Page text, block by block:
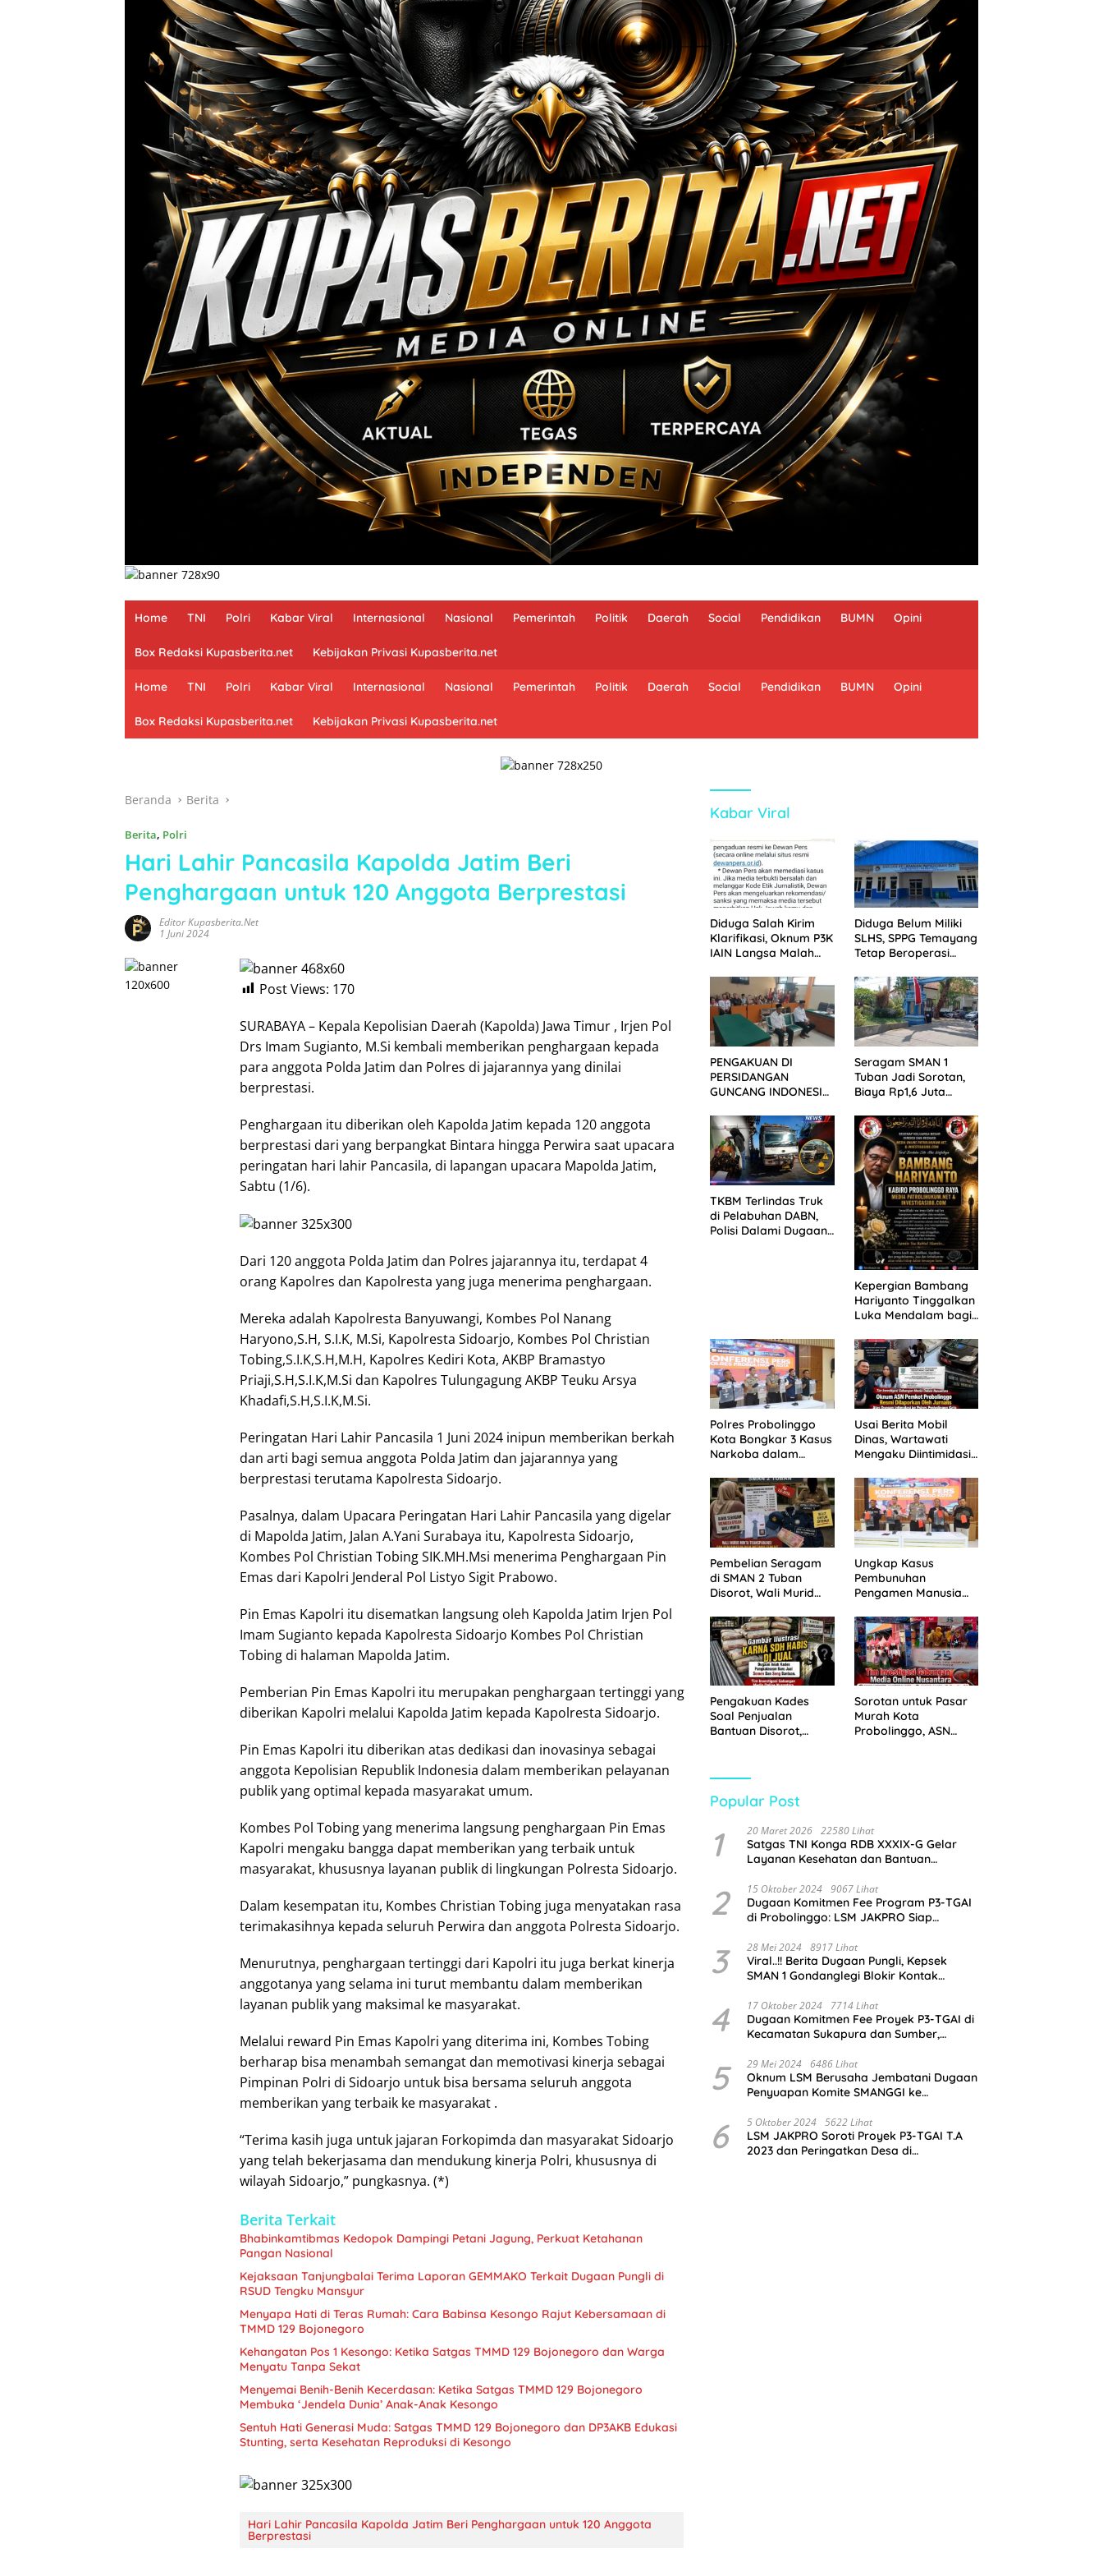
Home TNI Polri Kabar Viral Internasional Nasional Pemerintah Politik Daerah Social Pendidikan BUMN Opini
Box Redaksi Kupasberita.net Kebijakan Privasi Kupasberita.net
Home TNI Polri Kabar Viral Internasional Nasional Pemerintah Politik Daerah Social Pendidikan BUMN Opini
Box Redaksi Kupasberita.net Kebijakan Privasi Kupasberita.net
Beranda Berita
Berita, Polri
Hari Lahir Pancasila Kapolda Jatim Beri
Penghargaan untuk 120 Anggota Berprestasi
Editor Kupasberita.net
1 Juni 2024
Post Views: 170
SURABAYA – Kepala Kepolisian Daerah (Kapolda) Jawa Timur , Irjen Pol
Drs Imam Sugianto, M.Si kembali memberikan penghargaan kepada
para anggota Polda Jatim dan Polres di jajarannya yang dinilai
berprestasi.
Penghargaan itu diberikan oleh Kapolda Jatim kepada 120 anggota
berprestasi dari yang berpangkat Bintara hingga Perwira saat upacara
peringatan hari lahir Pancasila, di lapangan upacara Mapolda Jatim,
Sabtu (1/6).
Dari 120 anggota Polda Jatim dan Polres jajarannya itu, terdapat 4
orang Kapolres dan Kapolresta yang juga menerima penghargaan.
Mereka adalah Kapolresta Banyuwangi, Kombes Pol Nanang
Haryono,S.H, S.I.K, M.Si, Kapolresta Sidoarjo, Kombes Pol Christian
Tobing,S.I.K,S.H,M.H, Kapolres Kediri Kota, AKBP Bramastyo
Priaji,S.H,S.I.K,M.Si dan Kapolres Tulungagung AKBP Teuku Arsya
Khadafi,S.H,S.I.K,M.Si.
Peringatan Hari Lahir Pancasila 1 Juni 2024 inipun memberikan berkah
dan arti bagi semua anggota Polda Jatim dan jajarannya yang
berprestasi terutama Kapolresta Sidoarjo.
Pasalnya, dalam Upacara Peringatan Hari Lahir Pancasila yang digelar
di Mapolda Jatim, Jalan A.Yani Surabaya itu, Kapolresta Sidoarjo,
Kombes Pol Christian Tobing SIK.MH.Msi menerima Penghargaan Pin
Emas dari Kapolri Jenderal Pol Listyo Sigit Prabowo.
Pin Emas Kapolri itu disematkan langsung oleh Kapolda Jatim Irjen Pol
Imam Sugianto kepada Kapolresta Sidoarjo Kombes Pol Christian
Tobing di halaman Mapolda Jatim.
Pemberian Pin Emas Kapolri itu merupakan penghargaan tertinggi yang
diberikan Kapolri melalui Kapolda Jatim kepada Kapolresta Sidoarjo.
Pin Emas Kapolri itu diberikan atas dedikasi dan inovasinya sebagai
anggota Kepolisian Republik Indonesia dalam memberikan pelayanan
publik yang optimal kepada masyarakat umum.
Kombes Pol Tobing yang menerima langsung penghargaan Pin Emas
Kapolri mengaku bangga dapat memberikan yang terbaik untuk
masyarakat, khususnya layanan publik di lingkungan Polresta Sidoarjo.
Dalam kesempatan itu, Kombes Christian Tobing juga menyatakan rasa
terimakasihnya kepada seluruh Perwira dan anggota Polresta Sidoarjo.
Menurutnya, penghargaan tertinggi dari Kapolri itu juga berkat kinerja
anggotanya yang selama ini turut membantu dalam memberikan
layanan publik yang maksimal ke masyarakat.
Melalui reward Pin Emas Kapolri yang diterima ini, Kombes Tobing
berharap bisa menambah semangat dan memotivasi kinerja sebagai
Pimpinan Polri di Sidoarjo untuk bisa bersama seluruh anggota
memberikan yang terbaik ke masyarakat .
“Terima kasih juga untuk jajaran Forkopimda dan masyarakat Sidoarjo
yang telah bekerjasama dan mendukung kinerja Polri, khususnya di
wilayah Sidoarjo,” pungkasnya. (*)
Berita Terkait
Bhabinkamtibmas Kedopok Dampingi Petani Jagung, Perkuat Ketahanan
Pangan Nasional
Kejaksaan Tanjungbalai Terima Laporan GEMMAKO Terkait Dugaan Pungli di
RSUD Tengku Mansyur
Menyapa Hati di Teras Rumah: Cara Babinsa Kesongo Rajut Kebersamaan di
TMMD 129 Bojonegoro
Kehangatan Pos 1 Kesongo: Ketika Satgas TMMD 129 Bojonegoro dan Warga
Menyatu Tanpa Sekat
Menyemai Benih-Benih Kecerdasan: Ketika Satgas TMMD 129 Bojonegoro
Membuka ‘Jendela Dunia’ Anak-Anak Kesongo
Sentuh Hati Generasi Muda: Satgas TMMD 129 Bojonegoro dan DP3AKB Edukasi
Stunting, serta Kesehatan Reproduksi di Kesongo
Hari Lahir Pancasila Kapolda Jatim Beri Penghargaan untuk 120 Anggota
Berprestasi
Kabar Viral
Diduga Salah Kirim
Klarifikasi, Oknum P3K
IAIN Langsa Malah
Dewan Pers
Diduga Belum Miliki
SLHS, SPPG Temayang
Tetap Beroperasi
PENGAKUAN DI
PERSIDANGAN
GUNCANG INDONESIA!
DITUNDA, KELUARGA
KORBAN MENGAMUK
DI PN MALANG
Seragam SMAN 1
Tuban Jadi Sorotan,
Biaya Rp1,6 Juta
SPMB 2026
TKBM Terlindas Truk
di Pelabuhan DABN,
Polisi Dalami Dugaan
Kepergian Bambang
Hariyanto Tinggalkan
Luka Mendalam bagi
Patrolihukum.net
Polres Probolinggo
Kota Bongkar 3 Kasus
Narkoba dalam
Sabu Disita
Usai Berita Mobil
Dinas, Wartawati
Mengaku Diintimidasi
Pemkot Probolinggo
dan Tempuh Jalur
Hukum
Pembelian Seragam
di SMAN 2 Tuban
Disorot, Wali Murid
Rp1,6 Juta
Ungkap Kasus
Pembunuhan
Pengamen Manusia
Probolinggo Kota
Tangkap Dua Pelaku
Pengakuan Kades
Soal Penjualan
Bantuan Disorot,
Sorotan untuk Pasar
Murah Kota
Probolinggo, ASN
Popular Post
1 20 Maret 2026 22580 Lihat
Satgas TNI Konga RDB XXXIX-G Gelar
Layanan Kesehatan dan Bantuan
2 15 Oktober 2024 9067 Lihat
Dugaan Komitmen Fee Program P3-TGAI
di Probolinggo: LSM JAKPRO Siap
3 28 Mei 2024 8917 Lihat
Viral..!! Berita Dugaan Pungli, Kepsek
SMAN 1 Gondanglegi Blokir Kontak
4 17 Oktober 2024 7714 Lihat
Dugaan Komitmen Fee Proyek P3-TGAI di
Kecamatan Sukapura dan Sumber,
Sikap
5 29 Mei 2024 6486 Lihat
Oknum LSM Berusaha Jembatani Dugaan
Penyuapan Komite SMANGGI ke
Juta
6 5 Oktober 2024 5622 Lihat
LSM JAKPRO Soroti Proyek P3-TGAI T.A
2023 dan Peringatkan Desa di